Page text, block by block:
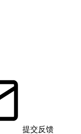
提交反馈